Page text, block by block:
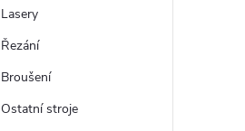
Lasery
Řezání
Broušení
Ostatní stroje